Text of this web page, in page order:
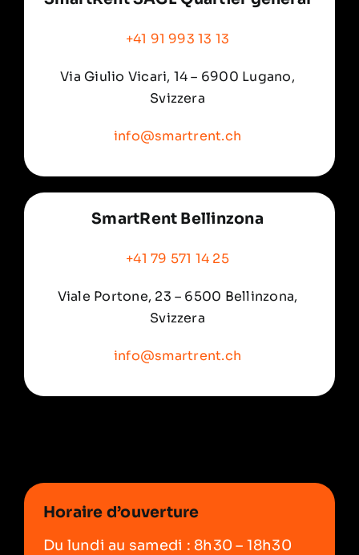
+41 91 993 13 13
Via Giulio Vicari, 14 – 6900 Lugano,
Svizzera
info@smartrent.ch
SmartRent Bellinzona
+41 79 571 14 25
Viale Portone, 23 – 6500 Bellinzona,
Svizzera
info@smartrent.ch
Horaire d’ouverture
Du lundi au samedi : 8h30 – 18h30